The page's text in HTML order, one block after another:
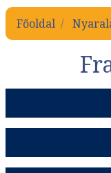
Főoldal